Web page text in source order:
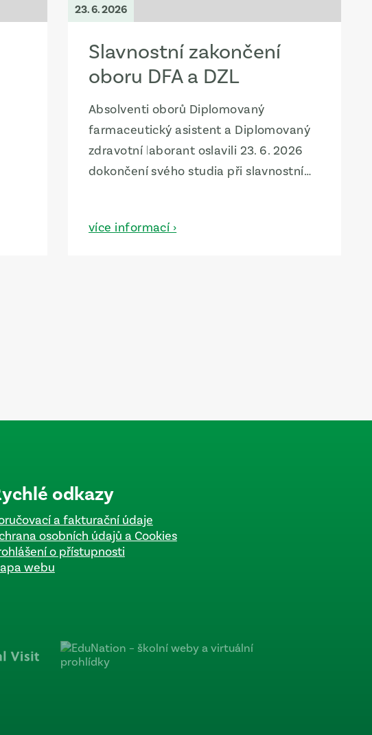
23. 6. 2026
Slavnostní zakončení
oboru DFA a DZL
Absolventi oborů Diplomovaný
farmaceutický asistent a Diplomovaný
zdravotní laborant oslavili 23. 6. 2026
dokončení svého studia při slavnostním
odbornosti, precizní práce a radosti
více informací ›
odkazy
a fakturační údaje
osobních údajů a Cookies
o přístupnosti
webu